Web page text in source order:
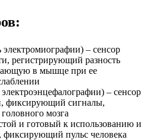
– сенсор
регистрирующий разность
в мышце при ее
– сенсор
фиксирующий сигналы,
мозга
и готовый к использованию и
фиксирующий пульс человека